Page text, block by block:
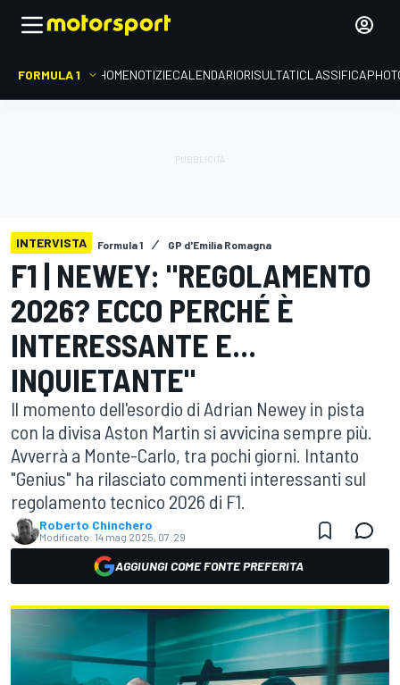
FORMULA 1 HOMENOTIZIECALENDARIORISULTATICLASSIFICA
INTERVISTA Formula 1 GP d'Emilia Romagna
F1 | NEWEY: "REGOLAMENTO
2026? ECCO PERCHÉ È
INTERESSANTE E...
INQUIETANTE"
Il momento dell'esordio di Adrian Newey in pista
con la divisa Aston Martin si avvicina sempre più.
Avverrà a Monte-Carlo, tra pochi giorni. Intanto
"Genius" ha rilasciato commenti interessanti sul
regolamento tecnico 2026 di F1.
Roberto Chinchero
Modificato: 14 mag 2025, 07:29
AGGIUNGI COME FONTE PREFERITA